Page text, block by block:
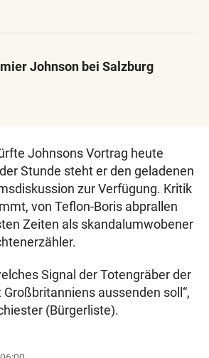
Johnson bei Salzburg
Johnsons Vortrag heute
Stunde steht er den geladenen
zur Verfügung. Kritik
von Teflon-Boris abprallen
Zeiten als skandalumwobener
Signal der Totengräber der
aussenden soll“,
(Bürgerliste).